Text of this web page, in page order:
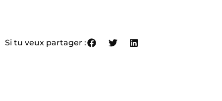
Si tu veux partager :